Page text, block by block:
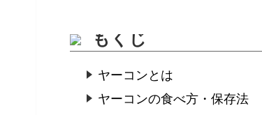
もくじ
ヤーコンとは
ヤーコンの食べ方・保存法